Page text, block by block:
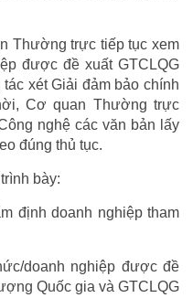
Thường trực tiếp tục xem
được đề xuất GTCLQG
xét Giải đảm bảo chính
Cơ quan Thường trực
nghệ các văn bản lấy
đúng thủ tục.
bày:
định doanh nghiệp tham
doanh nghiệp được đề
Quốc gia và GTCLQG